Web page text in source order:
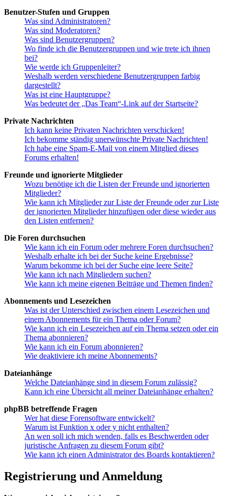
Benutzer-Stufen und Gruppen
Was sind Administratoren?
Was sind Moderatoren?
Was sind Benutzergruppen?
Wo finde ich die Benutzergruppen und wie trete ich ihnen
bei?
Wie werde ich Gruppenleiter?
Weshalb werden verschiedene Benutzergruppen farbig
dargestellt?
Was ist eine Hauptgruppe?
Was bedeutet der „Das Team“-Link auf der Startseite?
Private Nachrichten
Ich kann keine Privaten Nachrichten verschicken!
Ich bekomme ständig unerwünschte Private Nachrichten!
Ich habe eine Spam-E-Mail von einem Mitglied dieses
Forums erhalten!
Freunde und ignorierte Mitglieder
Wozu benötige ich die Listen der Freunde und ignorierten
Mitglieder?
Wie kann ich Mitglieder zur Liste der Freunde oder zur Liste
der ignorierten Mitglieder hinzufügen oder diese wieder aus
den Listen entfernen?
Die Foren durchsuchen
Wie kann ich ein Forum oder mehrere Foren durchsuchen?
Weshalb erhalte ich bei der Suche keine Ergebnisse?
Warum bekomme ich bei der Suche eine leere Seite?
Wie kann ich nach Mitgliedern suchen?
Wie kann ich meine eigenen Beiträge und Themen finden?
Abonnements und Lesezeichen
Was ist der Unterschied zwischen einem Lesezeichen und
einem Abonnements für ein Thema oder Forum?
Wie kann ich ein Lesezeichen auf ein Thema setzen oder ein
Thema abonnieren?
Wie kann ich ein Forum abonnieren?
Wie deaktiviere ich meine Abonnements?
Dateianhänge
Welche Dateianhänge sind in diesem Forum zulässig?
Kann ich eine Übersicht all meiner Dateianhänge erhalten?
phpBB betreffende Fragen
Wer hat diese Forensoftware entwickelt?
Warum ist Funktion x oder y nicht enthalten?
An wen soll ich mich wenden, falls es Beschwerden oder
juristische Anfragen zu diesem Forum gibt?
Wie kann ich einen Administrator des Boards kontaktieren?
Registrierung und Anmeldung